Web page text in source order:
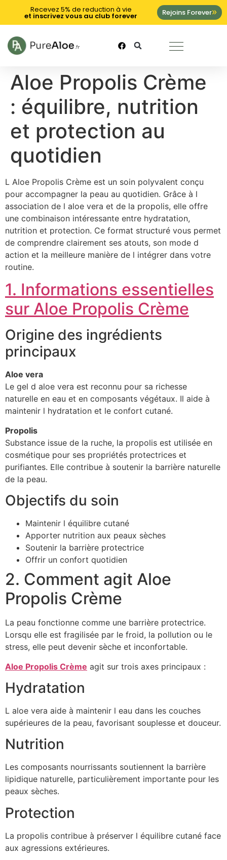
Recevez 5% de reduction à vie
et inscrivez vous au club forever Rejoins Forever
Aloe Propolis Crème
: équilibre, nutrition
et protection au
quotidien
L Aloe Propolis Crème est un soin polyvalent conçu
pour accompagner la peau au quotidien. Grâce à l
association de l aloe vera et de la propolis, elle offre
une combinaison intéressante entre hydratation,
nutrition et protection. Ce format structuré vous permet
de comprendre clairement ses atouts, son mode d
action et la meilleure manière de l intégrer dans votre
routine.
1. Informations essentielles
sur Aloe Propolis Crème
Origine des ingrédients
principaux
Aloe vera
Le gel d aloe vera est reconnu pour sa richesse
naturelle en eau et en composants végétaux. Il aide à
maintenir l hydratation et le confort cutané.
Propolis
Substance issue de la ruche, la propolis est utilisée en
cosmétique pour ses propriétés protectrices et
purifiantes. Elle contribue à soutenir la barrière naturelle
de la peau.
Objectifs du soin
Maintenir l équilibre cutané
Apporter nutrition aux peaux sèches
Soutenir la barrière protectrice
Offrir un confort quotidien
2. Comment agit Aloe
Propolis Crème
La peau fonctionne comme une barrière protectrice.
Lorsqu elle est fragilisée par le froid, la pollution ou le
stress, elle peut devenir sèche et inconfortable.
Aloe Propolis Crème agit sur trois axes principaux :
Hydratation
L aloe vera aide à maintenir l eau dans les couches
supérieures de la peau, favorisant souplesse et douceur.
Nutrition
Les composants nourrissants soutiennent la barrière
lipidique naturelle, particulièrement importante pour les
peaux sèches.
Protection
La propolis contribue à préserver l équilibre cutané face
aux agressions extérieures.